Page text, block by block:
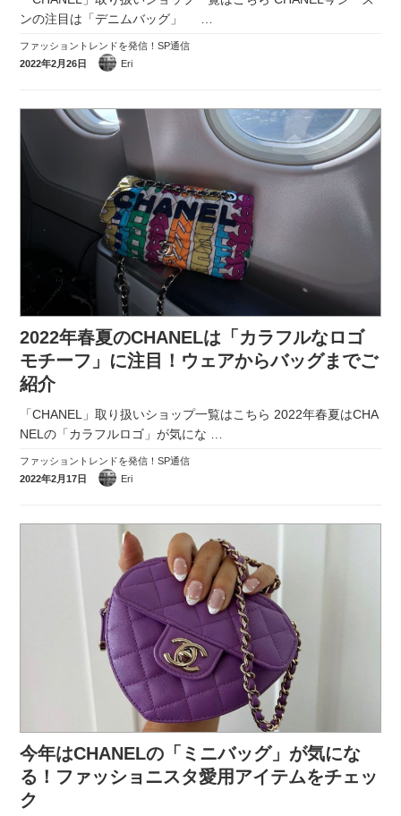
ンの注目は「デニムバッグ」
ファッショントレンドを発信！SP通信
2022年2月26日
Eri
2022年春夏のCHANELは「カラフルなロゴ
モチーフ」に注目！ウェアからバッグまでご
紹介
「CHANEL」取り扱いショップ一覧はこちら 2022年春夏はCHA
NELの「カラフルロゴ」が気にな
ファッショントレンドを発信！SP通信
2022年2月17日
Eri
今年はCHANELの「ミニバッグ」が気にな
る！ファッショニスタ愛用アイテムをチェッ
ク